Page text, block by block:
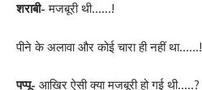
शराबी- मजबूरी थी……!
पीने के अलावा और कोई चारा ही नहीं था……!
पप्पू- आखिर ऐसी क्या मजबूरी हो गई थी…..?